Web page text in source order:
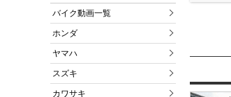
バイク動画一覧
ホンダ
ヤマハ
スズキ
カワサキ